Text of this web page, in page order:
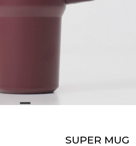
SUPER MUG